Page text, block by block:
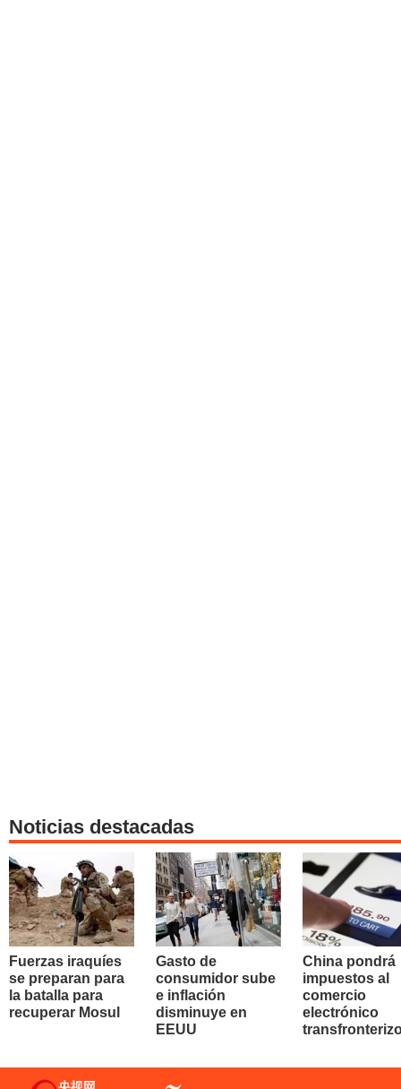
Noticias destacadas
Fuerzas iraquíes
se preparan para
la batalla para
recuperar Mosul
Gasto de
consumidor sube
e inflación
disminuye en
EEUU
China pondrá
impuestos al
comercio
electrónico